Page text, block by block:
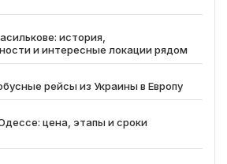
история,
и интересные локации рядом
рейсы из Украины в Европу
цена, этапы и сроки